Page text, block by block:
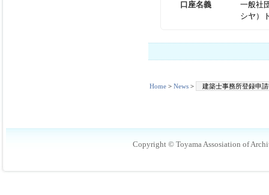
口座名義
一般社
シヤ）
Home > News > 建築士事務所登録申
Copyright © Toyama Assosiation of